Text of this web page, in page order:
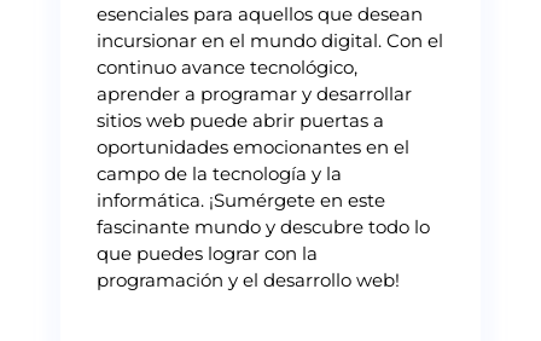
esenciales para aquellos que desean
incursionar en el mundo digital. Con el
continuo avance tecnológico,
aprender a programar y desarrollar
sitios web puede abrir puertas a
oportunidades emocionantes en el
campo de la tecnología y la
informática. ¡Sumérgete en este
fascinante mundo y descubre todo lo
que puedes lograr con la
programación y el desarrollo web!